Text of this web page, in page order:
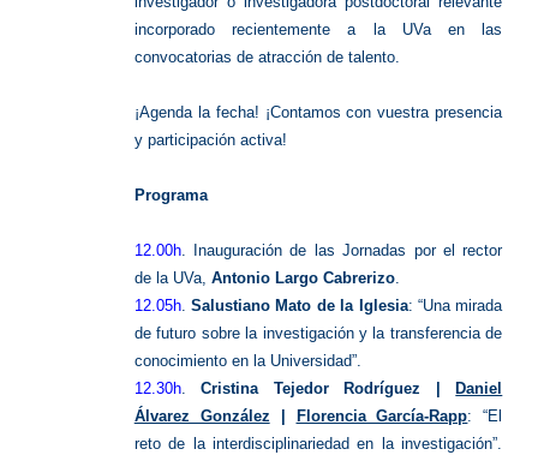
incorporado recientemente a la UVa en las
convocatorias de atracción de talento.
¡Agenda la fecha! ¡Contamos con vuestra presencia
y participación activa!
Programa
12.00h. Inauguración de las Jornadas por el rector
de la UVa, Antonio Largo Cabrerizo.
12.05h.Salustiano Mato de la Iglesia: “Una mirada
de futuro sobre la investigación y la transferencia de
conocimiento en la Universidad”.
12.30h.Cristina Tejedor Rodríguez |
Daniel
Álvarez González
Florencia García-Rapp: “El
reto de la interdisciplinariedad en la investigación”.